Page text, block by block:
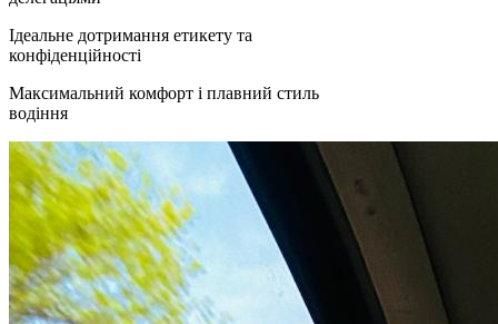
Ідеальне дотримання етикету та
конфіденційності
Максимальний комфорт і плавний стиль
водіння